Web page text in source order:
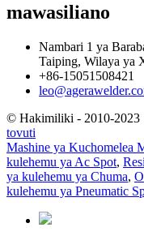
mawasiliano
Nambari 1 ya
Taiping, Wilaya ya
+86-15051508421
© Hakimiliki - 2010-2023
tovuti
Mashine ya Kuchomelea
kulehemu ya Ac Spot,
ya kulehemu ya Chuma,
kulehemu ya Pneumatic